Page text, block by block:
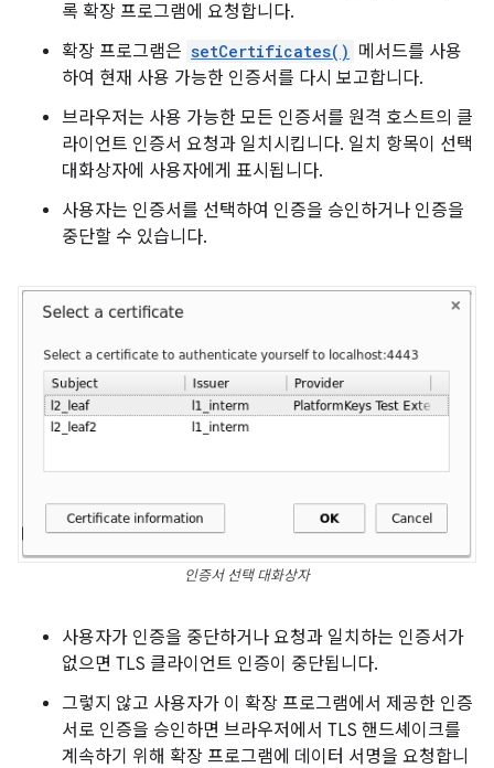
록 확장 프로그램에 요청합니다.
확장 프로그램은 setCertificates() 메서드를 사용
하여 현재 사용 가능한 인증서를 다시 보고합니다.
브라우저는 사용 가능한 모든 인증서를 원격 호스트의 클
라이언트 인증서 요청과 일치시킵니다. 일치 항목이 선택
대화상자에 사용자에게 표시됩니다.
사용자는 인증서를 선택하여 인증을 승인하거나 인증을
중단할 수 있습니다.
인증서 선택 대화상자
사용자가 인증을 중단하거나 요청과 일치하는 인증서가
없으면 TLS 클라이언트 인증이 중단됩니다.
그렇지 않고 사용자가 이 확장 프로그램에서 제공한 인증
서로 인증을 승인하면 브라우저에서 TLS 핸드셰이크를
계속하기 위해 확장 프로그램에 데이터 서명을 요청합니